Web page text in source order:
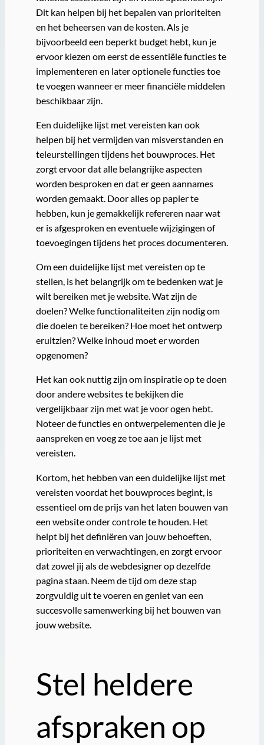
Dit kan helpen bij het bepalen van prioriteiten
en het beheersen van de kosten. Als je
bijvoorbeeld een beperkt budget hebt, kun je
ervoor kiezen om eerst de essentiële functies te
implementeren en later optionele functies toe
te voegen wanneer er meer financiële middelen
beschikbaar zijn.
Een duidelijke lijst met vereisten kan ook
helpen bij het vermijden van misverstanden en
teleurstellingen tijdens het bouwproces. Het
zorgt ervoor dat alle belangrijke aspecten
worden besproken en dat er geen aannames
worden gemaakt. Door alles op papier te
hebben, kun je gemakkelijk refereren naar wat
er is afgesproken en eventuele wijzigingen of
toevoegingen tijdens het proces documenteren.
Om een duidelijke lijst met vereisten op te
stellen, is het belangrijk om te bedenken wat je
wilt bereiken met je website. Wat zijn de
doelen? Welke functionaliteiten zijn nodig om
die doelen te bereiken? Hoe moet het ontwerp
eruitzien? Welke inhoud moet er worden
opgenomen?
Het kan ook nuttig zijn om inspiratie op te doen
door andere websites te bekijken die
vergelijkbaar zijn met wat je voor ogen hebt.
Noteer de functies en ontwerpelementen die je
aanspreken en voeg ze toe aan je lijst met
vereisten.
Kortom, het hebben van een duidelijke lijst met
vereisten voordat het bouwproces begint, is
essentieel om de prijs van het laten bouwen van
een website onder controle te houden. Het
helpt bij het definiëren van jouw behoeften,
prioriteiten en verwachtingen, en zorgt ervoor
dat zowel jij als de webdesigner op dezelfde
pagina staan. Neem de tijd om deze stap
zorgvuldig uit te voeren en geniet van een
succesvolle samenwerking bij het bouwen van
jouw website.
Stel heldere
afspraken op